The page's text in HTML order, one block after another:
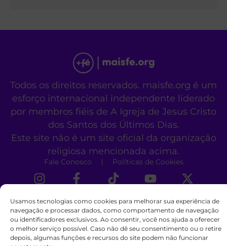
Usamos tecnologias como cookies para melhorar sua experiência de
navegação e processar dados, como comportamento de navegação
ou identificadores exclusivos. Ao consentir, você nos ajuda a oferecer
o melhor serviço possível. Caso não dê seu consentimento ou o retire
depois, algumas funções e recursos do site podem não funcionar
Todos os direitos reservados. maisfe.org é um
esforço internacional independente liderado
por membros fiéis de A Igreja de Jesus Cristo
dos Santos dos Últimos Dias.
Este site não é um site oficial da organização
religiosa mencionada acima.
Fale Conosco Políticas de Cookies